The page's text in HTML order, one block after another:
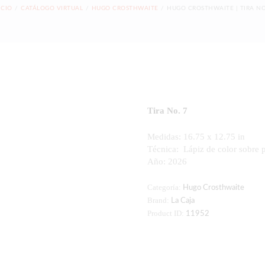
CATÁLOGO VIRTUAL HUGO CROSTHWAITE HUGO CROSTHWAITE | TIRA
Tira No. 7
Medidas: 16.75 x 12.75 in
Técnica:
Lápiz de color sobre
Año: 2026
Categoría: Hugo Crosthwaite
Brand: La Caja
Product ID: 11952